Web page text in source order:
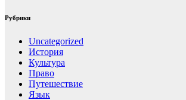
Рубрики
Uncategorized
История
Культура
Право
Путешествие
Язык